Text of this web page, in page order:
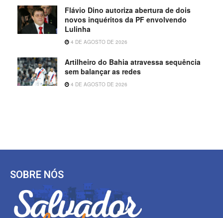
Flávio Dino autoriza abertura de dois
novos inquéritos da PF envolvendo
Lulinha
4 DE AGOSTO DE 2026
Artilheiro do Bahia atravessa sequência
sem balançar as redes
4 DE AGOSTO DE 2026
SOBRE NÓS